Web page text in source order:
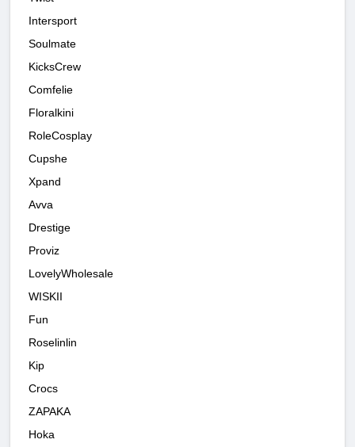
Intersport
Soulmate
KicksCrew
Comfelie
Floralkini
RoleCosplay
Cupshe
Xpand
Avva
Drestige
Proviz
LovelyWholesale
WISKII
Fun
Roselinlin
Kip
Crocs
ZAPAKA
Hoka